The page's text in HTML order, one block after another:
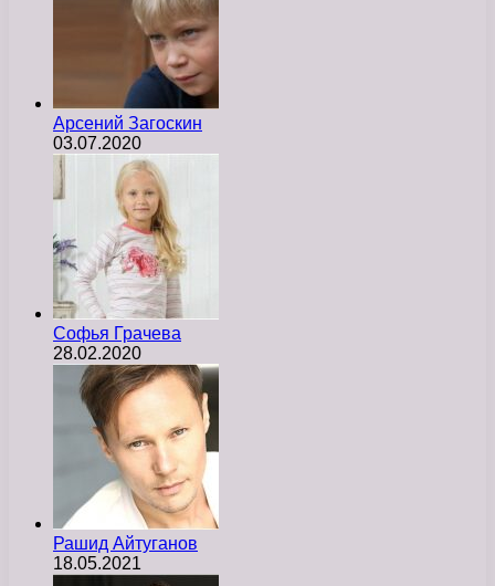
Арсений Загоскин
03.07.2020
Софья Грачева
28.02.2020
Рашид Айтуганов
18.05.2021